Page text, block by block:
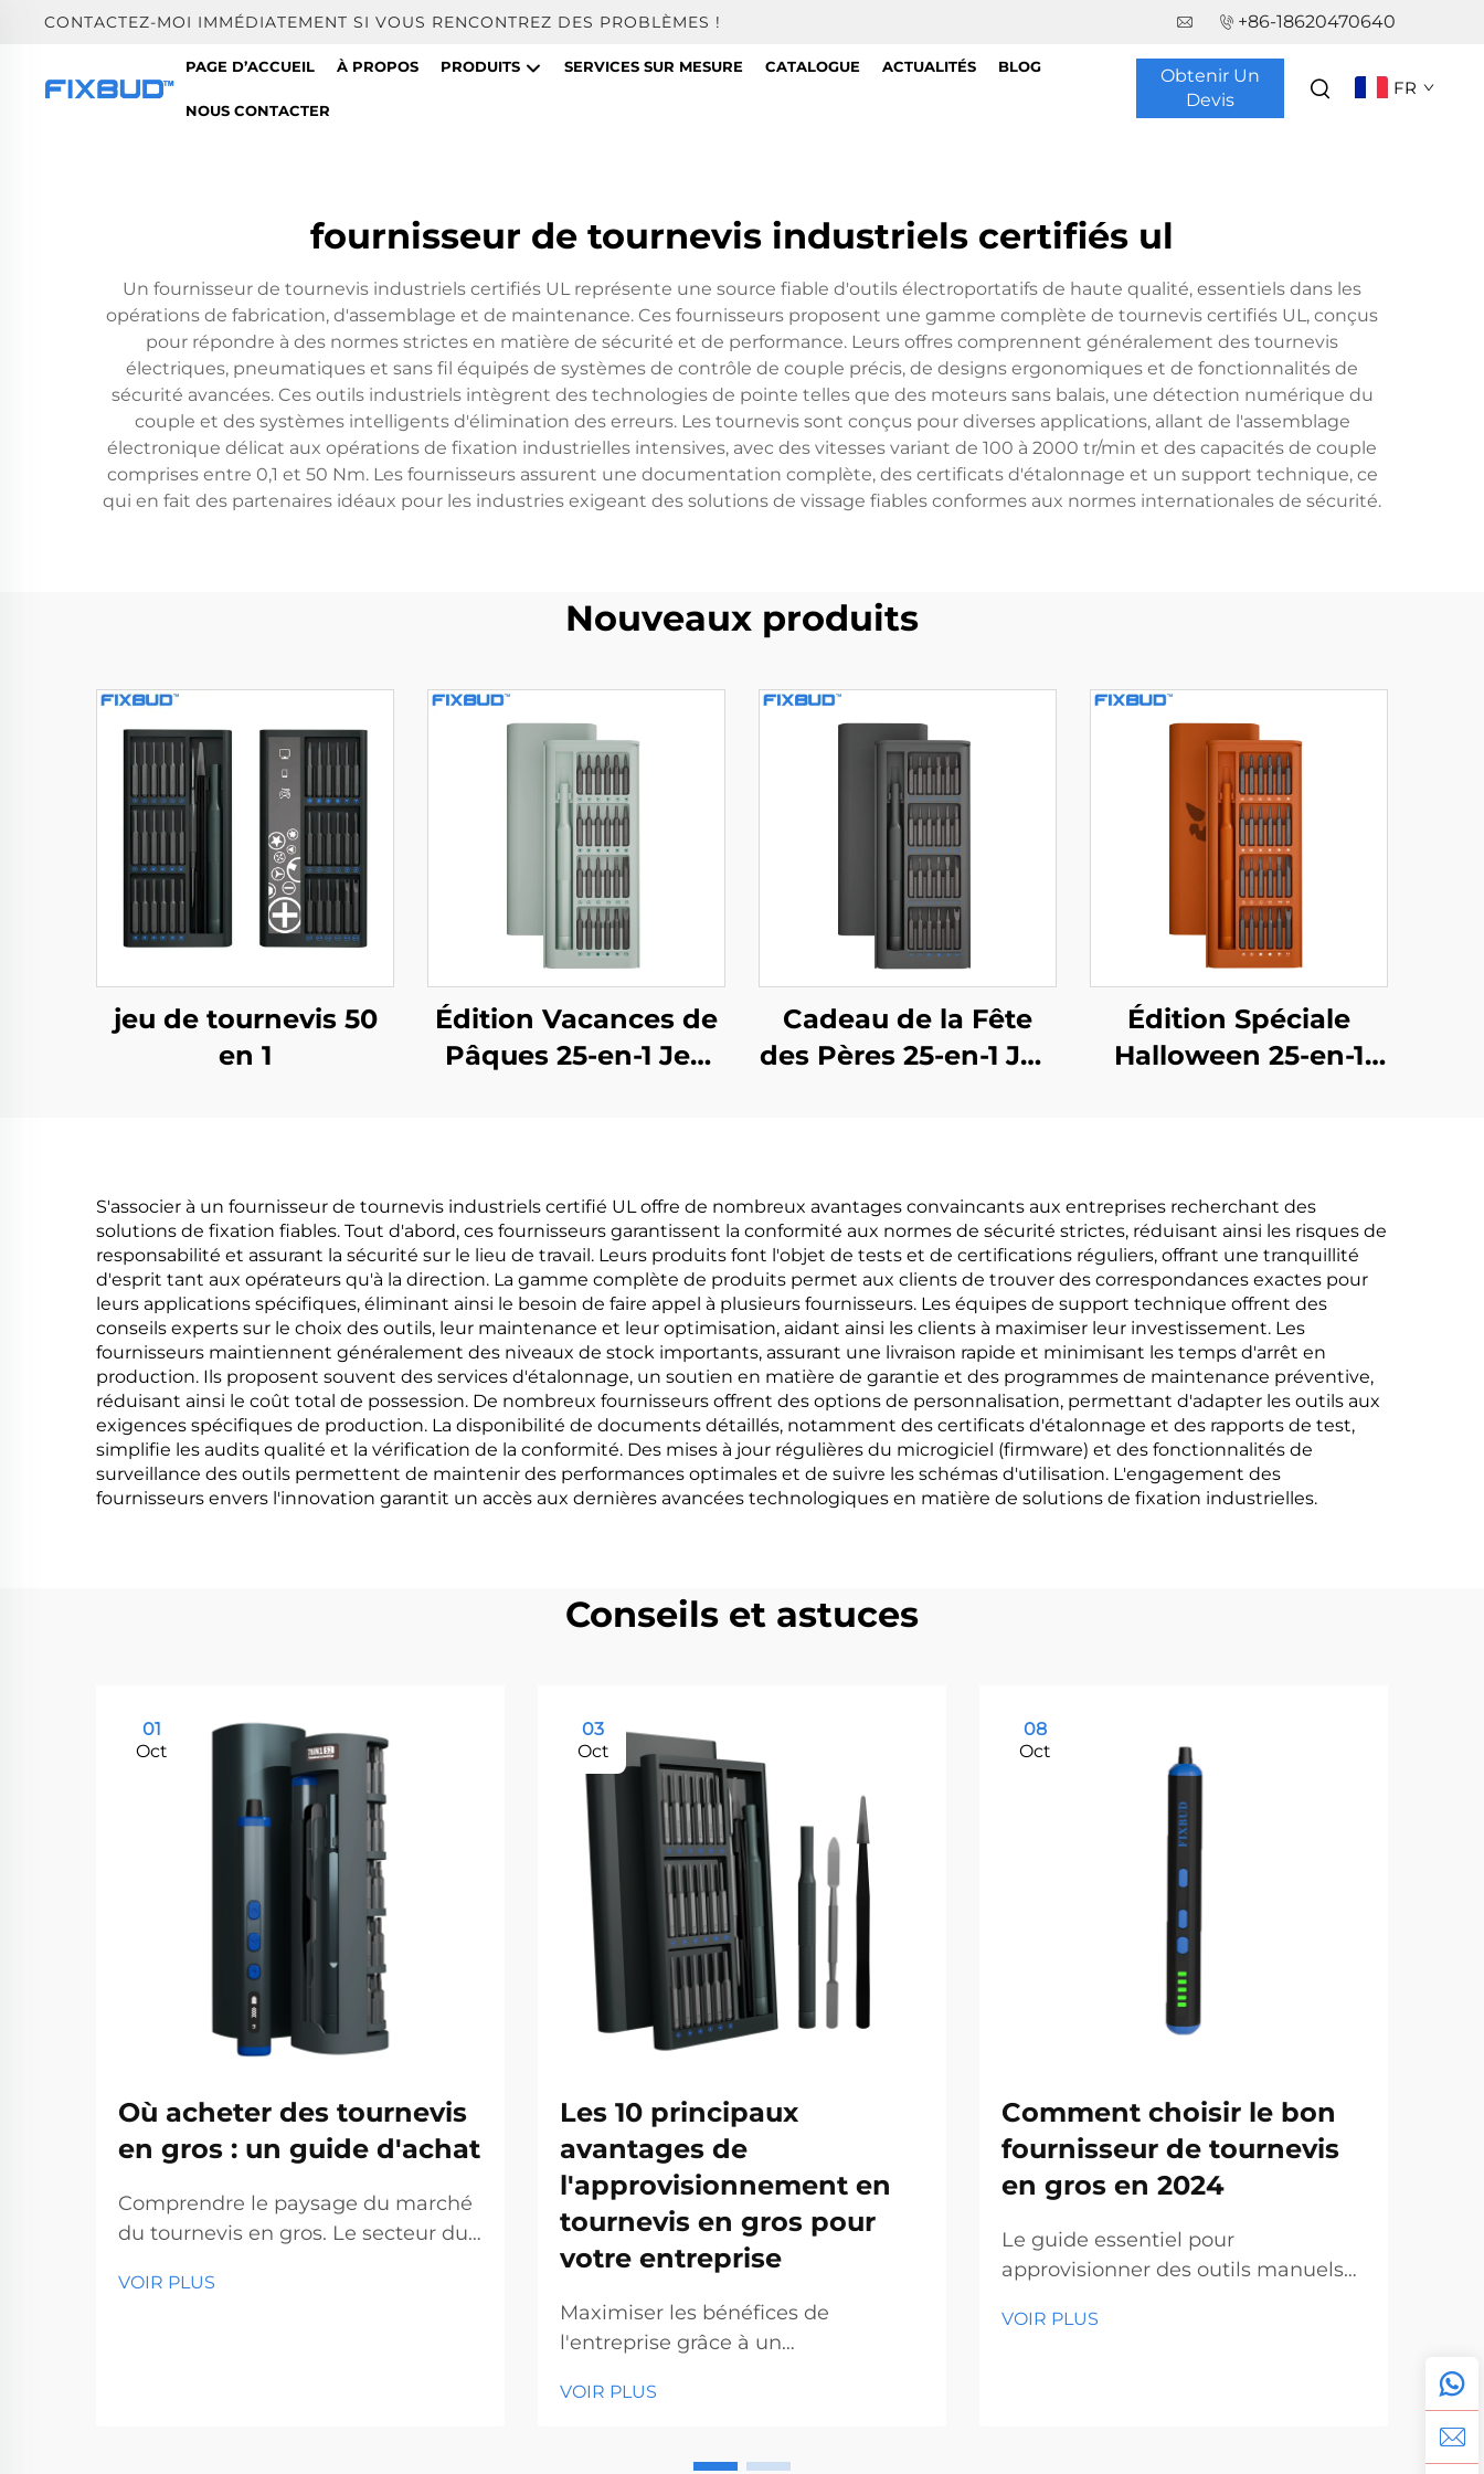
CONTACTEZ-MOI IMMÉDIATEMENT SI VOUS RENCONTREZ DES PROBLÈMES ! +86-18620470640
PAGE D’ACCUEIL À PROPOS PRODUITS SERVICES SUR MESURE CATALOGUE ACTUALITÉS BLOG
NOUS CONTACTER
Obtenir Un
Devis
FR
fournisseur de tournevis industriels certifiés ul
Un fournisseur de tournevis industriels certifiés UL représente une source fiable d'outils électroportatifs de haute qualité, essentiels dans les
opérations de fabrication, d'assemblage et de maintenance. Ces fournisseurs proposent une gamme complète de tournevis certifiés UL, conçus
pour répondre à des normes strictes en matière de sécurité et de performance. Leurs offres comprennent généralement des tournevis
électriques, pneumatiques et sans fil équipés de systèmes de contrôle de couple précis, de designs ergonomiques et de fonctionnalités de
sécurité avancées. Ces outils industriels intègrent des technologies de pointe telles que des moteurs sans balais, une détection numérique du
couple et des systèmes intelligents d'élimination des erreurs. Les tournevis sont conçus pour diverses applications, allant de l'assemblage
électronique délicat aux opérations de fixation industrielles intensives, avec des vitesses variant de 100 à 2000 tr/min et des capacités de couple
comprises entre 0,1 et 50 Nm. Les fournisseurs assurent une documentation complète, des certificats d'étalonnage et un support technique, ce
qui en fait des partenaires idéaux pour les industries exigeant des solutions de vissage fiables conformes aux normes internationales de sécurité.
Nouveaux produits
jeu de tournevis 50
en 1
Édition Vacances de
Pâques 25-en-1 Jeu
Cadeau de la Fête
des Pères 25-en-1 Jeu
Édition Spéciale
Halloween 25-en-1
S'associer à un fournisseur de tournevis industriels certifié UL offre de nombreux avantages convaincants aux entreprises recherchant des
solutions de fixation fiables. Tout d'abord, ces fournisseurs garantissent la conformité aux normes de sécurité strictes, réduisant ainsi les risques de
responsabilité et assurant la sécurité sur le lieu de travail. Leurs produits font l'objet de tests et de certifications réguliers, offrant une tranquillité
d'esprit tant aux opérateurs qu'à la direction. La gamme complète de produits permet aux clients de trouver des correspondances exactes pour
leurs applications spécifiques, éliminant ainsi le besoin de faire appel à plusieurs fournisseurs. Les équipes de support technique offrent des
conseils experts sur le choix des outils, leur maintenance et leur optimisation, aidant ainsi les clients à maximiser leur investissement. Les
fournisseurs maintiennent généralement des niveaux de stock importants, assurant une livraison rapide et minimisant les temps d'arrêt en
production. Ils proposent souvent des services d'étalonnage, un soutien en matière de garantie et des programmes de maintenance préventive,
réduisant ainsi le coût total de possession. De nombreux fournisseurs offrent des options de personnalisation, permettant d'adapter les outils aux
exigences spécifiques de production. La disponibilité de documents détaillés, notamment des certificats d'étalonnage et des rapports de test,
simplifie les audits qualité et la vérification de la conformité. Des mises à jour régulières du microgiciel (firmware) et des fonctionnalités de
surveillance des outils permettent de maintenir des performances optimales et de suivre les schémas d'utilisation. L'engagement des
fournisseurs envers l'innovation garantit un accès aux dernières avancées technologiques en matière de solutions de fixation industrielles.
Conseils et astuces
01
Oct
Où acheter des tournevis
en gros : un guide d'achat
Comprendre le paysage du marché
du tournevis en gros. Le secteur du
segment essentiel du marché des
VOIR PLUS
03
Oct
Les 10 principaux
avantages de
l'approvisionnement en
tournevis en gros pour
votre entreprise
Maximiser les bénéfices de
l'entreprise grâce à un
outils. Sur les marchés
construction d'aujourd'hui, prendre
VOIR PLUS
08
Oct
Comment choisir le bon
fournisseur de tournevis
en gros en 2024
Le guide essentiel pour
approvisionner des outils manuels
paysage actuel en constante
VOIR PLUS